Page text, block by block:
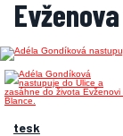
tesk